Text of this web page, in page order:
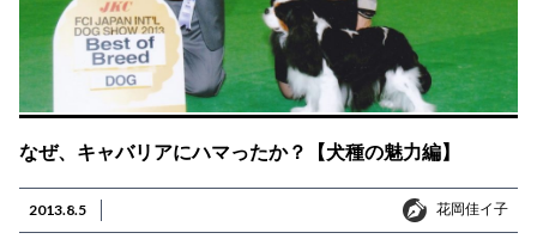
なぜ、キャバリアにハマったか？【犬種の魅力編】
2013.8.5 花岡佳イ子
花岡佳イ子